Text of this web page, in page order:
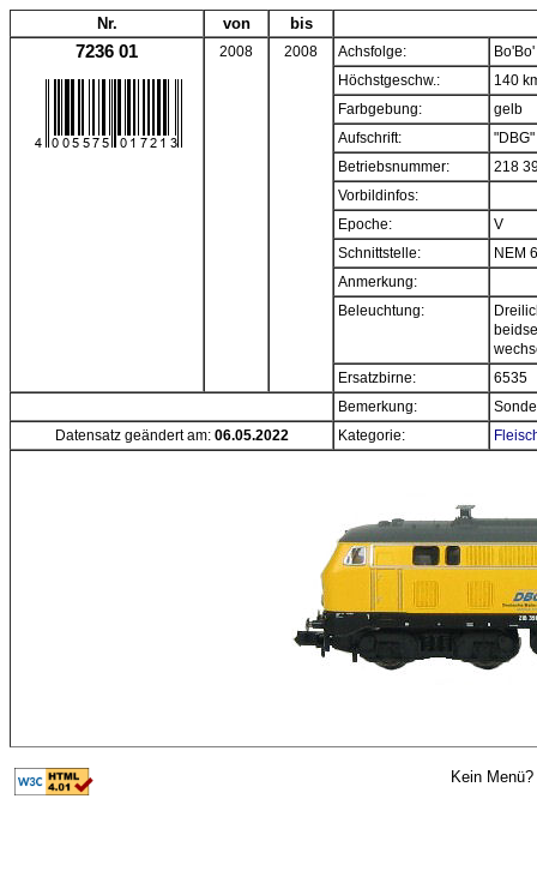
Nr. von bis
7236 01 2008 2008 Achsfolge:
Bo'Bo'
Höchstgeschw.:
140
Farbgebung:
gelb
Aufschrift:
"DBG"
Betriebsnummer:
218
Vorbildinfos:
Epoche:
V
Schnittstelle:
NEM
Anmerkung:
Beleuchtung:
Ersatzbirne:
6535
Bemerkung:
Datensatz geändert am: 06.05.2022 Kategorie:
Kein